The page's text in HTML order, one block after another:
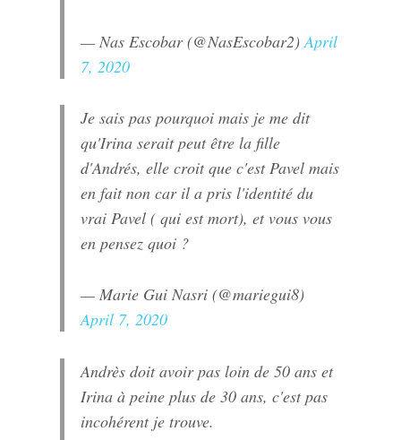
— Nas Escobar (@NasEscobar2)April
7, 2020
Je sais pas pourquoi mais je me dit
qu'Irina serait peut être la fille
d'Andrés, elle croit que c'est Pavel mais
en fait non car il a pris l'identité du
vrai Pavel ( qui est mort), et vous vous
en pensez quoi ?
— Marie Gui Nasri (@mariegui8)
April 7, 2020
Andrès doit avoir pas loin de 50 ans et
Irina à peine plus de 30 ans, c'est pas
incohérent je trouve.